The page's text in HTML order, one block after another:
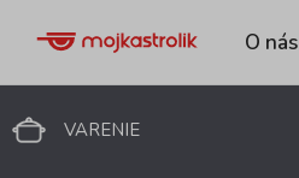
O nás
VARENIE